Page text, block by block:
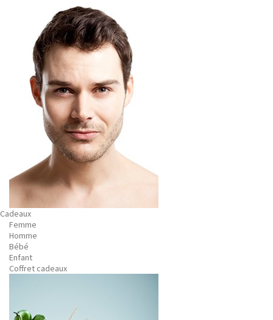
Cadeaux
Femme
Homme
Bébé
Enfant
Coffret cadeaux